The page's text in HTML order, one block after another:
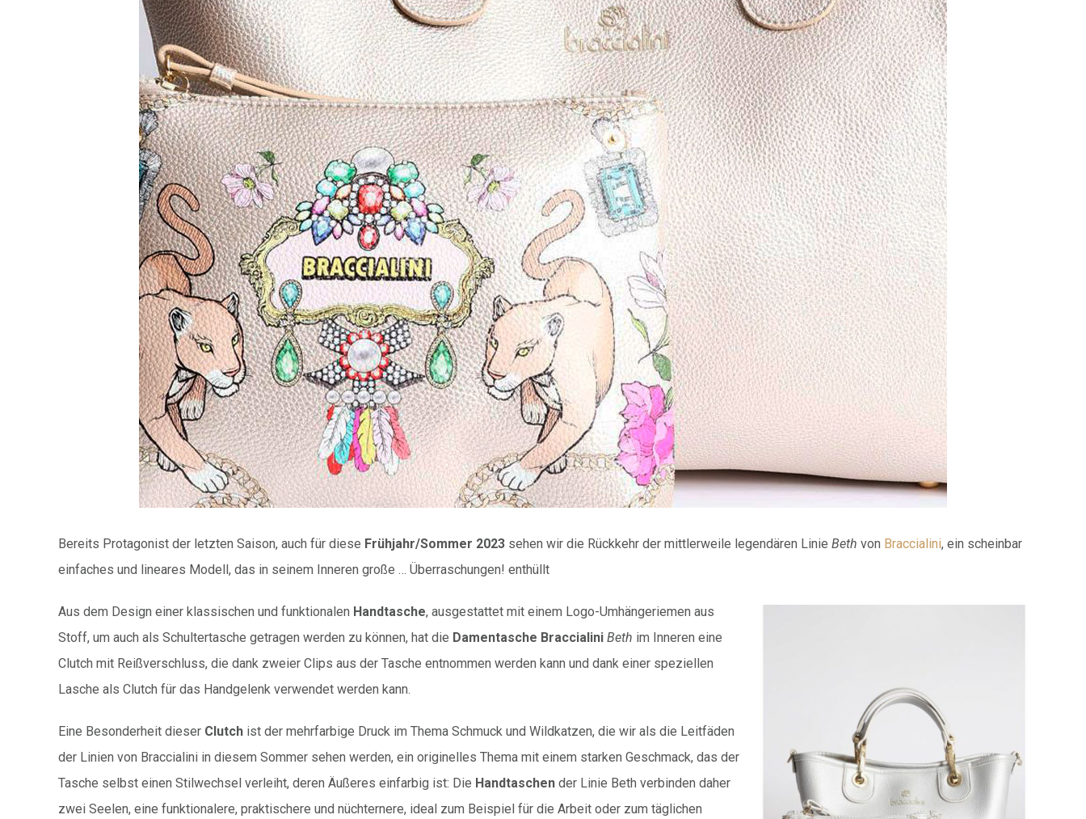
Bereits Protagonist der letzten Saison, auch für diese Frühjahr/Sommer 2023 sehen wir die Rückkehr der mittlerweile legendären Linie Beth von Braccialini, ein scheinbar
einfaches und lineares Modell, das in seinem Inneren große … Überraschungen! enthüllt
Aus dem Design einer klassischen und funktionalen Handtasche, ausgestattet mit einem Logo-Umhängeriemen aus
Stoff, um auch als Schultertasche getragen werden zu können, hat die Damentasche Braccialini Beth im Inneren eine
Clutch mit Reißverschluss, die dank zweier Clips aus der Tasche entnommen werden kann und dank einer speziellen
Lasche als Clutch für das Handgelenk verwendet werden kann.
Eine Besonderheit dieser Clutch ist der mehrfarbige Druck im Thema Schmuck und Wildkatzen, die wir als die Leitfäden
der Linien von Braccialini in diesem Sommer sehen werden, ein originelles Thema mit einem starken Geschmack, das der
Tasche selbst einen Stilwechsel verleiht, deren Äußeres einfarbig ist: Die Handtaschen der Linie Beth verbinden daher
zwei Seelen, eine funktionalere, praktischere und nüchternere, ideal zum Beispiel für die Arbeit oder zum täglichen